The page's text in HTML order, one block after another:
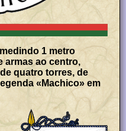
1 metro
armas ao centro,
quatro torres, de
«Machico» em